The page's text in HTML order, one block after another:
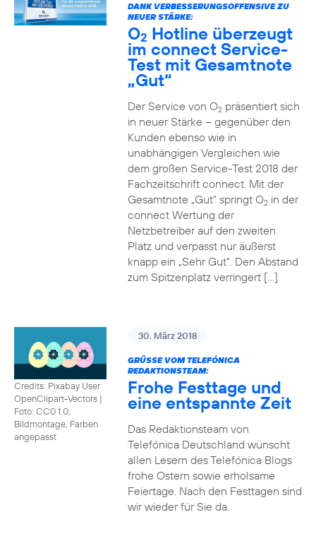
DANK VERBESSERUNGSOFFENSIVE ZU
NEUER STÄRKE:
O2 Hotline überzeugt
im connect Service-
Test mit Gesamtnote
„Gut“
Der Service von O2präsentiert sich
in neuer Stärke – gegenüber den
Kunden ebenso wie in
unabhängigen Vergleichen wie
dem großen Service-Test 2018 der
Fachzeitschrift connect. Mit der
Gesamtnote „Gut“ springt O2in der
connect Wertung der
Netzbetreiber auf den zweiten
Platz und verpasst nur äußerst
knapp ein „Sehr Gut“. Den Abstand
zum Spitzenplatz verringert […]
Credits: Pixabay User
OpenClipart-Vectors |
Foto: CC0 1.0,
Bildmontage, Farben
angepasst
30. März 2018
GRÜSSE VOM TELEFÓNICA R
EDAKTIONSTEAM:
Frohe Festtage und
eine entspannte Zeit
Das Redaktionsteam von
Telefónica Deutschland wünscht
allen Lesern des Telefónica Blogs
frohe Ostern sowie erholsame
Feiertage. Nach den Festtagen sind
wir wieder für Sie da.